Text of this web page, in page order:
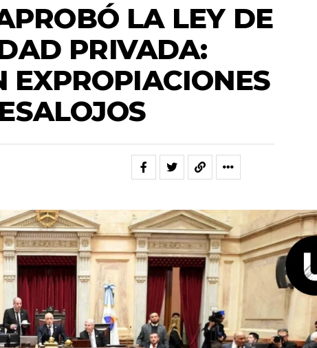
LA LEY DE
PRIVADA:
EXPROPIACIONES